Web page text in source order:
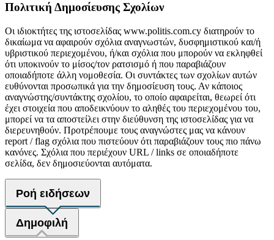
Πολιτική Δημοσίευσης Σχολίων
Οι ιδιοκτήτες της ιστοσελίδας www.politis.com.cy διατηρούν το
δικαίωμα να αφαιρούν σχόλια αναγνωστών, δυσφημιστικού και/ή
υβριστικού περιεχομένου, ή/και σχόλια που μπορούν να εκληφθεί
ότι υποκινούν το μίσος/τον ρατσισμό ή που παραβιάζουν
οποιαδήποτε άλλη νομοθεσία. Οι συντάκτες των σχολίων αυτών
ευθύνονται προσωπικά για την δημοσίευση τους. Αν κάποιος
αναγνώστης/συντάκτης σχολίου, το οποίο αφαιρείται, θεωρεί ότι
έχει στοιχεία που αποδεικνύουν το αληθές του περιεχομένου του,
μπορεί να τα αποστείλει στην διεύθυνση της ιστοσελίδας για να
διερευνηθούν. Προτρέπουμε τους αναγνώστες μας να κάνουν
report / flag σχόλια που πιστεύουν ότι παραβιάζουν τους πιο πάνω
κανόνες. Σχόλια που περιέχουν URL / links σε οποιαδήποτε
σελίδα, δεν δημοσιεύονται αυτόματα.
Ροή ειδήσεων
Δημοφιλή